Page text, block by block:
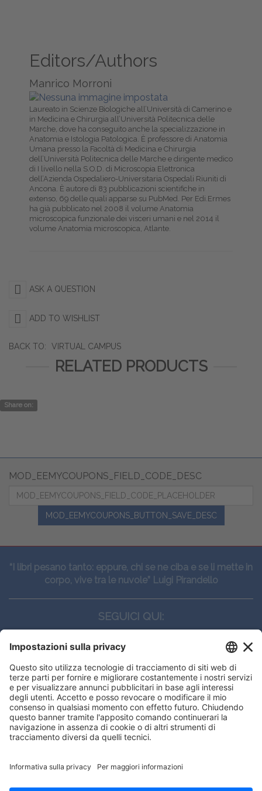
Editors/Authors
Manrico Morroni
Laureato in Scienze Biologiche all’Università di Camerino e
in Medicina e Chirurgia all’Università Politecnica delle
Marche, dove ha conseguito anche la specializzazione in
Anatomia e Istologia Patologica. È professore di Anatomia
Umana presso la Facoltà di Medicina e Chirurgia
dell’Università Politecnica delle Marche e dirigente medico
di I livello nella S.O.D. di Microscopia Elettronica
dell’Azienda Ospedaliero-Universitaria Ospedali Riuniti di
Ancona. È autore di 83 pubblicazioni scientifiche in
extenso, 69 delle quali apparse su PubMed. Per Edi.Ermes
ha già pubblicato nel 2008 il volume Anatomia
microscopica funzionale dei visceri umani e nel 2014 il
volume Anatomia microscopica, Atlante.
ASK A QUESTION
ADD TO WISHLIST
BACK TO: VIRTUAL CAMPUS
RELATED PRODUCTS
Share on:
you get the best experience on our
MOD_EEMYCOUPONS_FIELD_CODE_DESC
MOD_EEMYCOUPONS_BUTTON_SAVE_DESC
“I libri pesano tanto: eppure, chi se ne ciba e se li mette in
corpo, vive tra le nuvole” Luigi Pirandello
SEGUICI QUI:
CONTATTI
Edi.Ermes srl
Viale E. Forlanini, 21 - 20134, Milano
(+39)027021121
E-mail:eeinfo@eenet.it
ORARI